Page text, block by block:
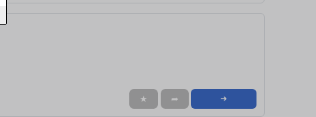
★ ➦ ➜